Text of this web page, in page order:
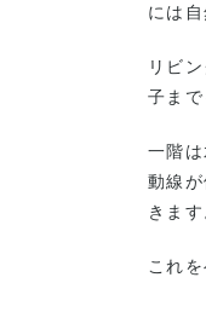
には
リビ
子ま
一階
動線
きます
これ